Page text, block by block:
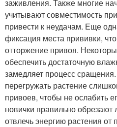
заживления. Также многие
учитывают совместимость
привести к неудачам. Еще
фиксация места прививки,
отторжение привоя.
обеспечить достаточную
замедляет процесс
перегружать растение
привоев, чтобы не ослабить
новички правильно
отвлечь энергию растения от